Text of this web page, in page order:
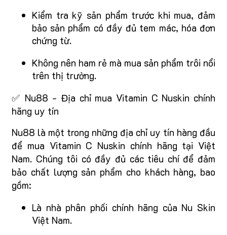
Kiểm tra kỹ sản phẩm trước khi mua, đảm
bảo sản phẩm có đầy đủ tem mác, hóa đơn
chứng từ.
Không nên ham rẻ mà mua sản phẩm trôi nổi
trên thị trường.
✅ Nu88 - Địa chỉ mua Vitamin C Nuskin chính
hãng uy tín
Nu88 là một trong những địa chỉ uy tín hàng đầu
để mua Vitamin C Nuskin chính hãng tại Việt
Nam. Chúng tôi có đầy đủ các tiêu chí để đảm
bảo chất lượng sản phẩm cho khách hàng, bao
gồm:
Là nhà phân phối chính hãng của Nu Skin
Việt Nam.